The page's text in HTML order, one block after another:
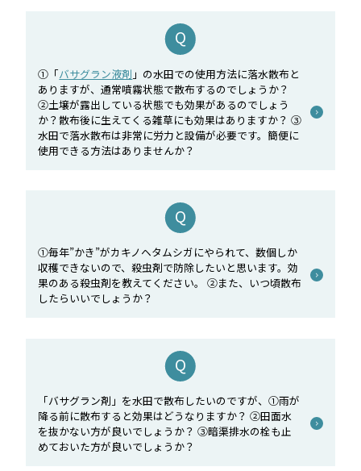
①「バサグラン液剤 」の水田での使用方法に落水散布と
ありますが、通常噴霧状態で散布するのでしょうか？
②土壌が露出している状態でも効果があるのでしょう
か？散布後に生えてくる雑草にも効果はありますか？ ③
水田で落水散布は非常に労力と設備が必要です。簡便に
使用できる方法はありませんか？
①毎年”かき”がカキノヘタムシガにやられて、数個しか
収穫できないので、殺虫剤で防除したいと思います。効
果のある殺虫剤を教えてください。 ②また、いつ頃散布
したらいいでしょうか？
「バサグラン剤」を水田で散布したいのですが、①雨が
降る前に散布すると効果はどうなりますか？ ②田面水
を抜かない方が良いでしょうか？ ③暗渠排水の栓も止
めておいた方が良いでしょうか？